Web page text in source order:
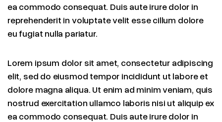
ea commodo consequat. Duis aute irure dolor in
reprehenderit in voluptate velit esse cillum dolore
eu fugiat nulla pariatur.
Lorem ipsum dolor sit amet, consectetur adipiscing
elit, sed do eiusmod tempor incididunt ut labore et
dolore magna aliqua. Ut enim ad minim veniam, quis
nostrud exercitation ullamco laboris nisi ut aliquip ex
ea commodo consequat. Duis aute irure dolor in